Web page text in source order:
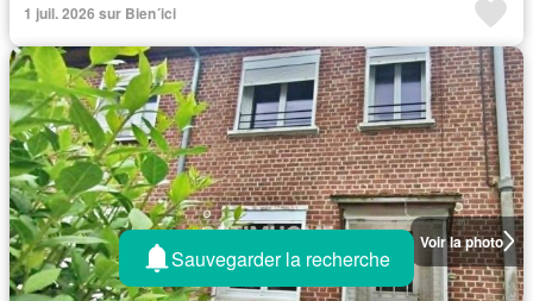
1 juil. 2026 sur Bien´ici
Voir la photo
Sauvegarder la recherche